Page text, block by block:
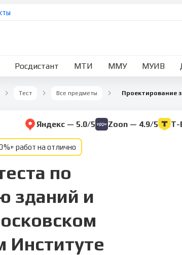
Росдистант МТИ ММУ МУИВ
Тест Все предметы Проектирование
Яндекс — 5.0/5 Zoon — 4.9/5 Т-
работ на отлично
по
зданий и
Институте